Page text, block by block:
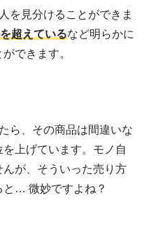
人を見分けることができま
超えているなど明らかに
できます。
ら、その商品は間違いな
上げています。モノ自
が、そういった売り方
と… 微妙ですよね？